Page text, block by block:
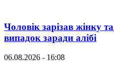
Чоловік зарізав жінку
випадок заради алібі
06.08.2026 - 16:08